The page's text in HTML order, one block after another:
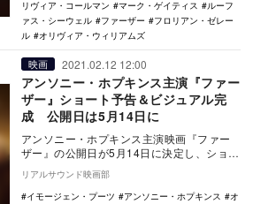
リヴィア・コールマン マーク・ゲイティス
ルーフ
ァス・シーウェル
ファーザー
フロリアン・ゼレー
ル
オリヴィア・ウィリアムズ
映画 2021.02.12 12:00
アンソニー・ホプキンス主演『ファー
ザー』ショート予告＆ビジュアル完
成 公開日は5月14日に
アンソニー・ホプキンス主演映画『ファー
ザー』の公開日が5月14日に決定し、ショー
ト予告とビジュアルが公開された。 世界
3…
リアルサウンド映画部
イモージェン・プーツ
アンソニー・ホプキンス
オ